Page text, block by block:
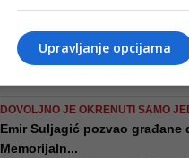
Ovaj podatak je manje - više poznat
najmanje Tužilaštvo sjedi na njemu,
DOVOLJNO JE OKRENUTI SAMO
Emir Suljagić pozvao građane
Memorijaln...
Upravljanje opcijama